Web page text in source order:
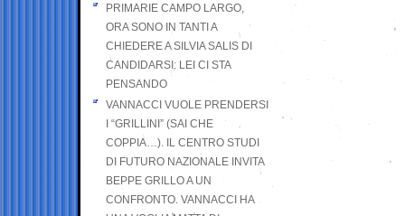
PRIMARIE CAMPO LARGO,
ORA SONO IN TANTI A
CHIEDERE A SILVIA SALIS DI
CANDIDARSI: LEI CI STA
PENSANDO
VANNACCI VUOLE PRENDERSI
I “GRILLINI” (SAI CHE
COPPIA…). IL CENTRO STUDI
DI FUTURO NAZIONALE INVITA
BEPPE GRILLO A UN
CONFRONTO. VANNACCI HA